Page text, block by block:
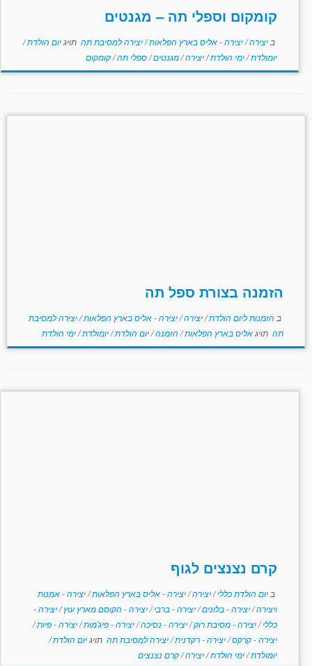
קומקום וספלי תה – מגנטים
ב יצירה/יצירה - אליס בארץ הפלאות/יצירה למסיבת תה תויגיום הולדת/
יומולדת/ימי הולדת/יצירה/מגנטים/ספלי תה/קומקום
הזמנה בצורת ספל תה
ב הזמנות ליום הולדת/יצירה/יצירה - אליס בארץ הפלאות/יצירה למסיבת
תה תויגאליס בארץ הפלאות/ הזמנה/יום הולדת/יומולדת/ימי הולדת
קרם נצנצים לגוף
ב יום הולדת כללי/יצירה/יצירה - אליס בארץ הפלאות/יצירה - אמנות
ויצירה/יצירה - בלונים/יצירה - ברבי/יצירה - הקוסם מארץ עוץ/יצירה -
כללי/יצירה - מסיבת רוק/יצירה - נסיכה/יצירה - פיג'מות/יצירה - פיות/
יצירה - קרקס/יצירה - רקדנית/יצירה למסיבת תה תויגיום הולדת/
יומולדת/ימי הולדת/יצירה/קרם נצנצים